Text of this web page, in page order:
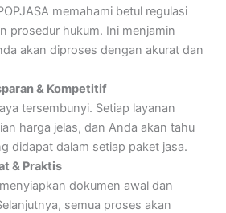
memahami betul regulasi
prosedur hukum. Ini menjamin
akan diproses dengan akurat dan
& Kompetitif
tersembunyi. Setiap layanan
harga jelas, dan Anda akan tahu
didapat dalam setiap paket jasa.
& Praktis
dokumen awal dan
semua proses akan